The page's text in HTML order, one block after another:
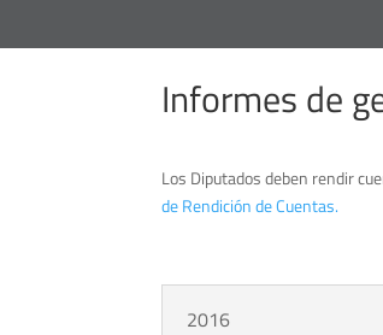
Informes de
Los Diputados deben rendir
de Rendición de Cuentas.
2016